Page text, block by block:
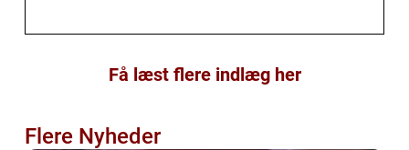
Få læst flere indlæg her
Flere Nyheder